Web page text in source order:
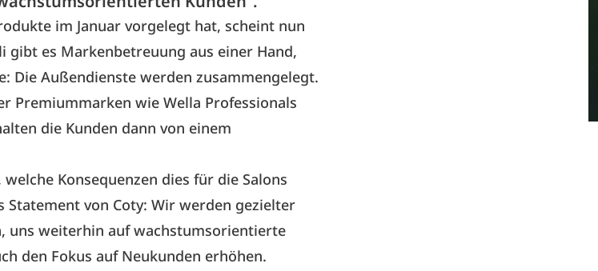
im Januar vorgelegt hat, scheint nun
gibt es Markenbetreuung aus einer Hand,
Die Außendienste werden zusammengelegt.
Premiummarken wie Wella Professionals
die Kunden dann von einem
Konsequenzen dies für die Salons
Statement von Coty: Wir werden gezielter
uns weiterhin auf wachstumsorientierte
den Fokus auf Neukunden erhöhen.